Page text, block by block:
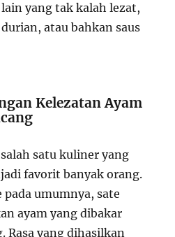
yang tak kalah lezat,
atau bahkan saus
Kelezatan Ayam
satu kuliner yang
favorit banyak orang.
pada umumnya, sate
ayam yang dibakar
Rasa yang dihasilkan